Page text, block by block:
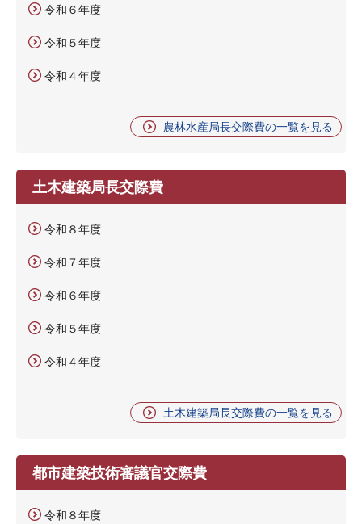
令和６年度
令和５年度
令和４年度
農林水産局長交際費の一覧を見る
土木建築局長交際費
令和８年度
令和７年度
令和６年度
令和５年度
令和４年度
土木建築局長交際費の一覧を見る
都市建築技術審議官交際費
令和８年度